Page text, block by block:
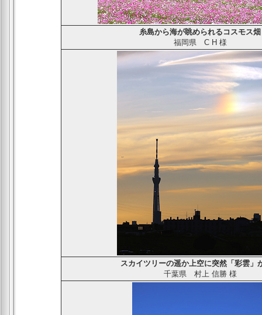
糸島から海が眺められるコスモス畑
福岡県C H 様
スカイツリーの遥か上空に突然「彩雲」
千葉県村上 信勝 様